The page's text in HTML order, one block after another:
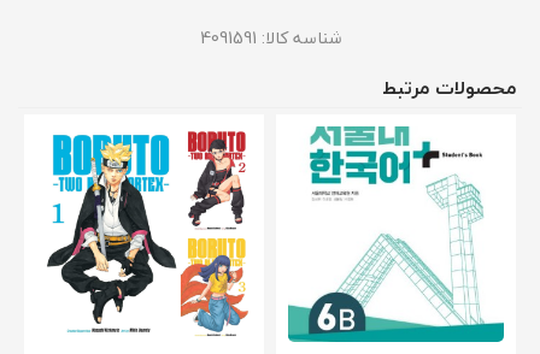
شناسه کالا: 4091591
محصولات مرتبط